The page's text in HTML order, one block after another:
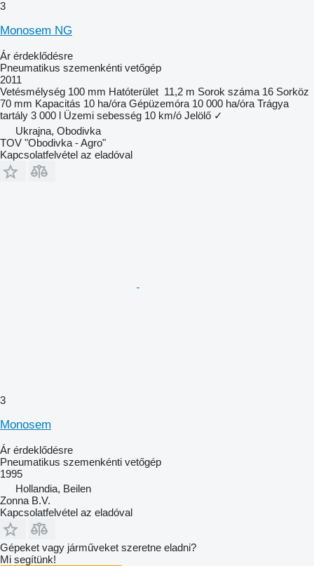
3
Monosem NG
Ár érdeklődésre
Pneumatikus szemenkénti vetőgép
2011
Vetésmélység 100 mm Hatóterület 11,2 m Sorok száma 16 Sorköz
70 mm Kapacitás 10 ha/óra Gépüzemóra 10 000 ha/óra Trágya
tartály 3 000 l Üzemi sebesség 10 km/ó Jelölő ✓
Ukrajna, Obodivka
TOV "Obodivka - Agro"
Kapcsolatfelvétel az eladóval
3
Monosem
Ár érdeklődésre
Pneumatikus szemenkénti vetőgép
1995
Hollandia, Beilen
Zonna B.V.
Kapcsolatfelvétel az eladóval
Gépeket vagy járműveket szeretne eladni?
Mi segítünk!